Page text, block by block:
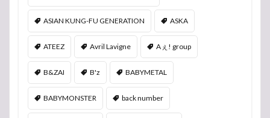
ASIAN KUNG-FU GENERATION ASKA
ATEEZ Avril Lavigne Aぇ! group
B&ZAI B'z BABYMETAL
BABYMONSTER back number